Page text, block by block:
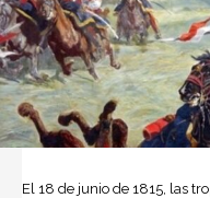
El 18 de junio de 1815, las